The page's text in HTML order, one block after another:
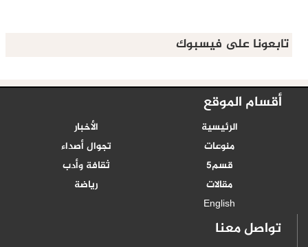
تابعونا على فيسبوك
أقسام الموقع
الرئيسية
الأخبار
منوعات
تجوال أصداء
قسم5
ثقافة وأدب
مقالات
رياضة
English
تواصل معنا